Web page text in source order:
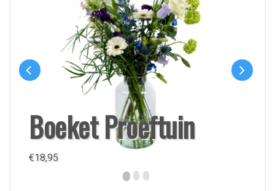
Boeket Proeftuin
€18,95